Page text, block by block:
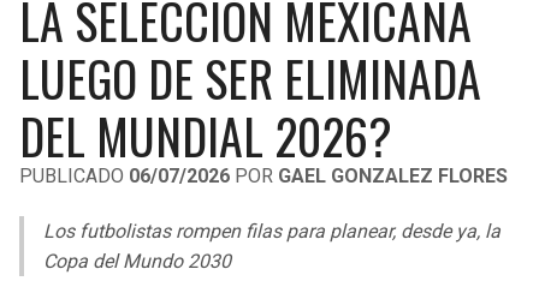
LIGA DE EXPANSIÓN MX
LEAGUES CUP
UEFA EUROPA LEAGUE
UEFA CONFERENCE LEAGUE
MLS
COPA LIBERTADORES
COPA SUDAMERICANA
RAIDERS
CHARGERS
RAVENS
CAVALIERS
PISTONS
PACERS
LA SELECCIÓN MEXICANA
LUEGO DE SER ELIMINADA
DEL MUNDIAL 2026?
PUBLICADO 06/07/2026 POR GAEL GONZALEZ FLORES
Los futbolistas rompen filas para planear, desde ya, la
Copa del Mundo 2030